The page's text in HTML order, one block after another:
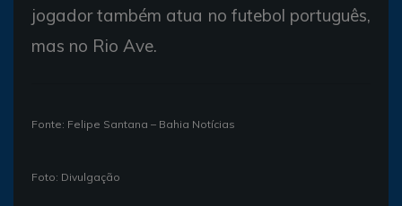
jogador também atua no futebol português,
mas no Rio Ave.
Fonte: Felipe Santana – Bahia Notícias
Foto: Divulgação